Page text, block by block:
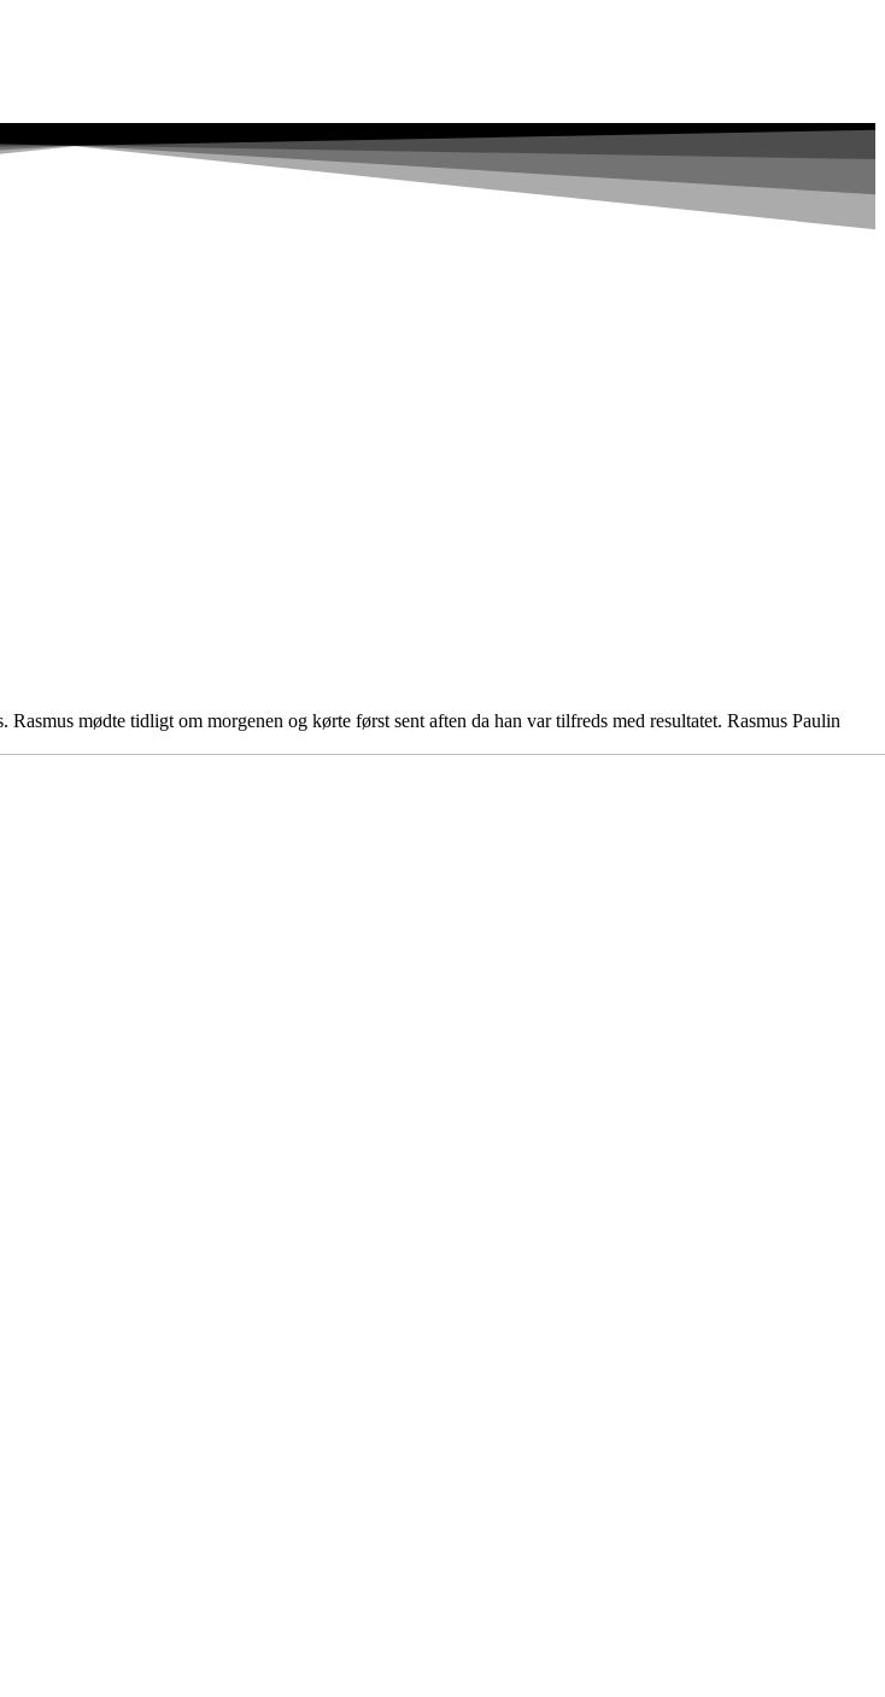
mødte tidligt om morgenen og kørte først sent aften da han var tilfreds med resultatet. Rasmus Paulin